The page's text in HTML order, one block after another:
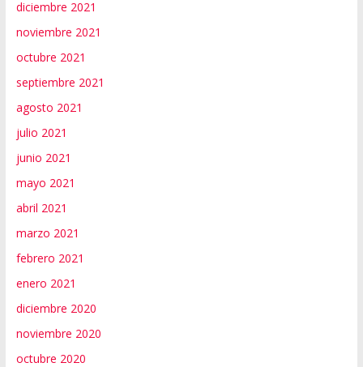
diciembre 2021
noviembre 2021
octubre 2021
septiembre 2021
agosto 2021
julio 2021
junio 2021
mayo 2021
abril 2021
marzo 2021
febrero 2021
enero 2021
diciembre 2020
noviembre 2020
octubre 2020